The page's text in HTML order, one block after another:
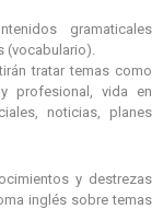
gramaticales
(vocabulario).
tratar temas como
profesional, vida en
noticias, planes
y destrezas
inglés sobre temas